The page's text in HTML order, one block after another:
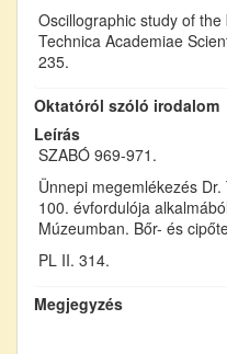
Oscillographic study of
Technica Academiae
235.
Oktatóról szóló irodalom
Leírás
SZABÓ 969-971.
Ünnepi megemlékezés
100. évfordulója
Múzeumban. Bőr- és
PL II. 314.
Megjegyzés